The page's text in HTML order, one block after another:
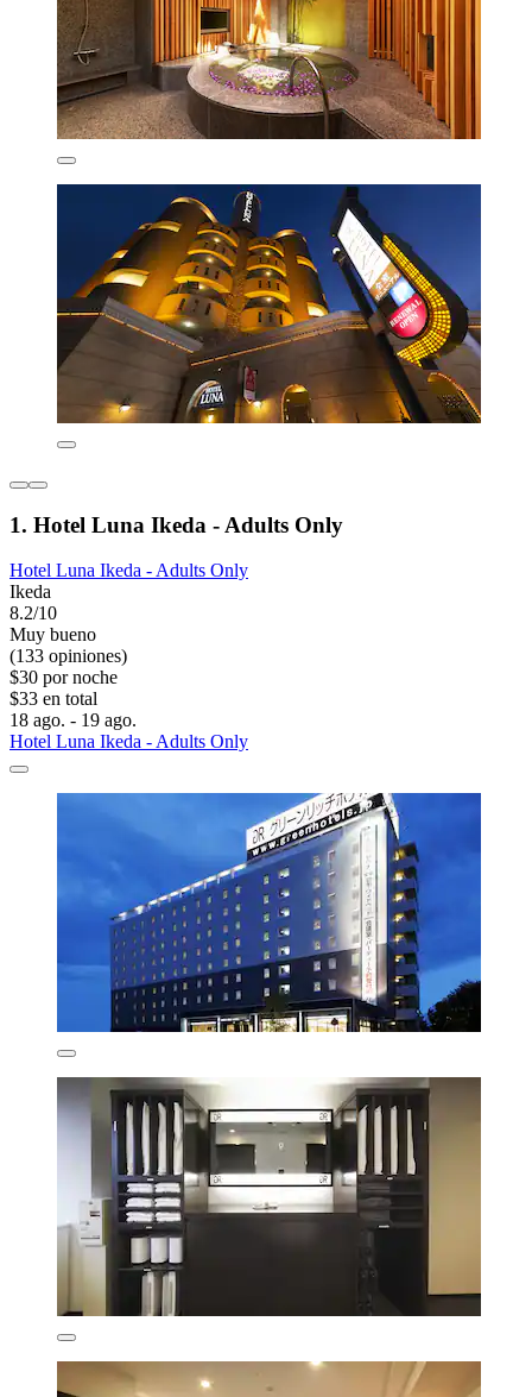
1. Hotel Luna Ikeda - Adults Only
Hotel Luna Ikeda - Adults Only
Ikeda
8.2/10
Muy bueno
(133 opiniones)
$30 por noche
$33 en total
18 ago. - 19 ago.
Hotel Luna Ikeda - Adults Only